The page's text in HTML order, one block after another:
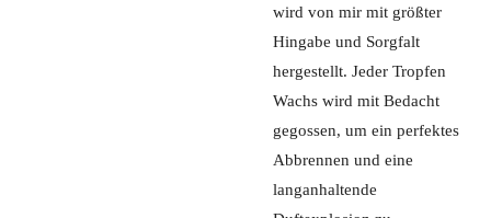
wird von mir mit größter
Hingabe und Sorgfalt
hergestellt. Jeder Tropfen
Wachs wird mit Bedacht
gegossen, um ein perfektes
Abbrennen und eine
langanhaltende